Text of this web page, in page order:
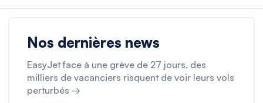
Nos dernières news
EasyJet face à une grève de 27 jours, des
milliers de vacanciers risquent de voir leurs vols
perturbés →